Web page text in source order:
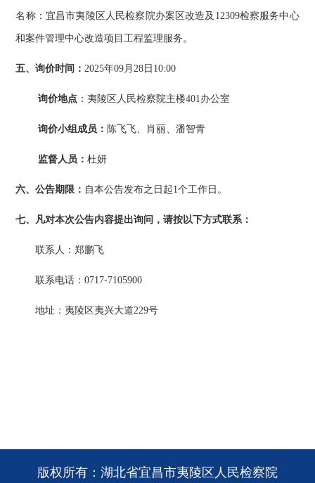
名称：宜昌市夷陵区人民检察院办案区改造及 12309检察服务中心
和案件管理中心改造项目工程监理服务。
五、询价时间： 2025年09月 28 日 10:00
询价地点 ：夷陵区人民检察院主楼401办公室
询价小组成员： 陈飞飞、肖丽、潘智青
监督人员：杜妍
六、公告期限： 自本公告发布之日起1个工作日。
七、凡对本次公告内容提出询问，请按以下方式联系：
联系人：郑鹏飞
联系电话：0717-7105900
地址：夷陵区夷兴大道229号
版权所有：湖北省宜昌市夷陵区人民检察院